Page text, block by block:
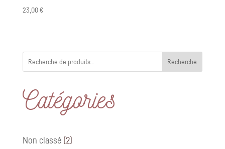
23,00€
Recherche
Catégories
Non classé 22